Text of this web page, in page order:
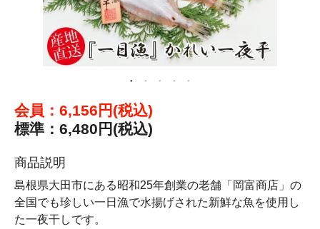
会員：6,156円(税込)
標準：6,480円(税込)
商品説明
島根県大田市にある昭和25年創業の老舗「岡富商店」の
全国でも珍しい一日漁で水揚げされた新鮮な魚を使用し
た一夜干しです。